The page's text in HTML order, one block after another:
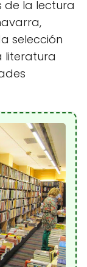
de la lectura
selección
literatura